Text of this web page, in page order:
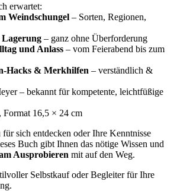
erwartet:
Weindschungel – Sorten, Regionen,
– ganz ohne Überforderung
und Anlass – vom Feierabend bis zum
Hacks & Merkhilfen – verständlich &
– bekannt für kompetente, leichtfüßige
Format 16,5 × 24 cm
sich entdecken oder Ihre Kenntnisse
Buch gibt Ihnen das nötige Wissen und
Ausprobieren mit auf den Weg.
Selbstkauf oder Begleiter für Ihre